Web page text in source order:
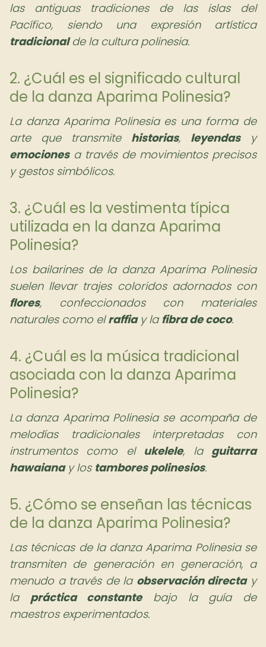
las antiguas tradiciones de las islas del
Pacífico, siendo una expresión artística
tradicionalde la cultura polinesia.
2. ¿Cuál es el significado cultural
de la danza Aparima Polinesia?
La danza Aparima Polinesia es una forma de
arte que transmite historias, leyendasy
emocionesa través de movimientos precisos
y gestos simbólicos.
3. ¿Cuál es la vestimenta típica
utilizada en la danza Aparima
Polinesia?
Los bailarines de la danza Aparima Polinesia
suelen llevar trajes coloridos adornados con
flores, confeccionados con materiales
naturales como elraffiay la fibra de coco.
4. ¿Cuál es la música tradicional
asociada con la danza Aparima
Polinesia?
La danza Aparima Polinesia se acompaña de
melodías tradicionales interpretadas con
instrumentos como el ukelele, la guitarra
hawaianay los tambores polinesios.
5. ¿Cómo se enseñan las técnicas
de la danza Aparima Polinesia?
Las técnicas de la danza Aparima Polinesia se
transmiten de generación en generación, a
menudo a través de la observación directay
la práctica constantebajo la guía de
maestros experimentados.